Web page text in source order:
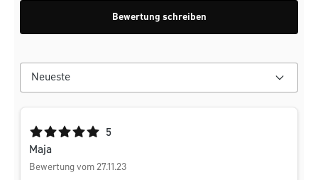
Bewertung schreiben
Durchschnittliche Bewertung von 5 von 5 Sternen
5
Maja
Bewertung vom 27.11.23